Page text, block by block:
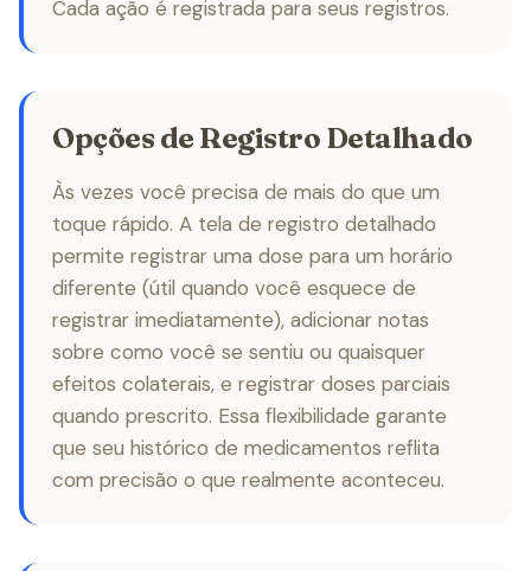
Cada ação é registrada para seus registros.
Opções de Registro Detalhado
Às vezes você precisa de mais do que um
toque rápido. A tela de registro detalhado
permite registrar uma dose para um horário
diferente (útil quando você esquece de
registrar imediatamente), adicionar notas
sobre como você se sentiu ou quaisquer
efeitos colaterais, e registrar doses parciais
quando prescrito. Essa flexibilidade garante
que seu histórico de medicamentos reflita
com precisão o que realmente aconteceu.